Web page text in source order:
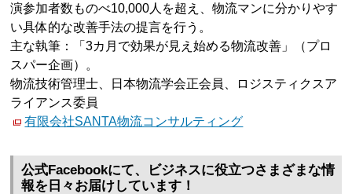
演参加者数ものべ10,000人を超え、物流マンに分かりやす
い具体的な改善手法の提言を行う。
主な執筆：「3カ月で効果が見え始める物流改善」（プロ
スパー企画）。
物流技術管理士、日本物流学会正会員、ロジスティクスア
ライアンス委員
有限会社SANTA物流コンサルティング
公式Facebookにて、ビジネスに役立つさまざまな情
報を日々お届けしています！